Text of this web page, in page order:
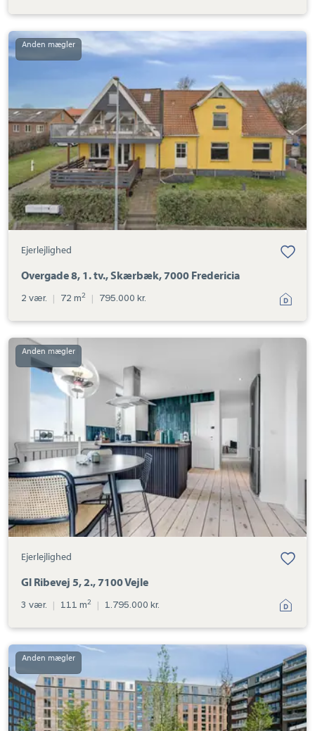
Ejerlejlighed:
Overgade
Skærbæk,
7000
Fredericia
Ejerlejlighed
Overgade 8, 1. tv., Skærbæk, 7000 Fredericia
2 vær. | 72 m2 | 795.000 kr.
Ejerlejlighed:
Gl
Ribevej
Ejerlejlighed
Gl Ribevej 5, 2., 7100 Vejle
3 vær. | 111 m2 | 1.795.000 kr.
Ejerlejlighed:
Gammelhavn
48,
5.
tv.,
7100